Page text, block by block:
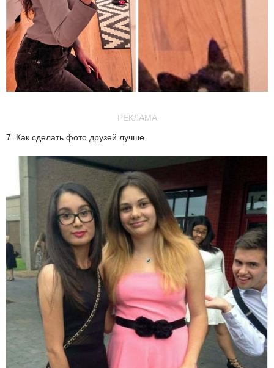
РЕКЛАМА
7. Как сделать фото друзей лучше